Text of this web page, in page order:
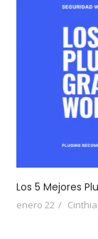
Los 5 Mejores
enero 22